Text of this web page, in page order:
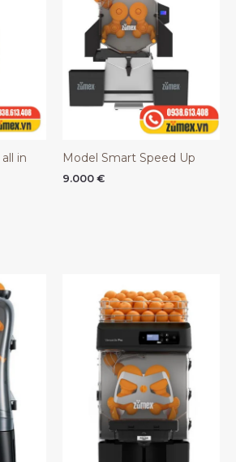
in
Model Smart Speed Up
9.000 €